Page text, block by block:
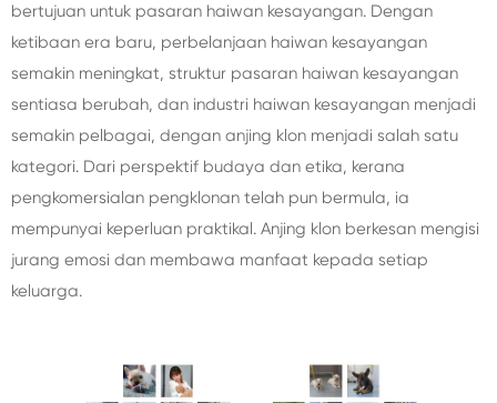
bertujuan untuk pasaran haiwan kesayangan. Dengan
ketibaan era baru, perbelanjaan haiwan kesayangan
semakin meningkat, struktur pasaran haiwan kesayangan
sentiasa berubah, dan industri haiwan kesayangan menjadi
semakin pelbagai, dengan anjing klon menjadi salah satu
kategori. Dari perspektif budaya dan etika, kerana
pengkomersialan pengklonan telah pun bermula, ia
mempunyai keperluan praktikal. Anjing klon berkesan mengisi
jurang emosi dan membawa manfaat kepada setiap
keluarga.